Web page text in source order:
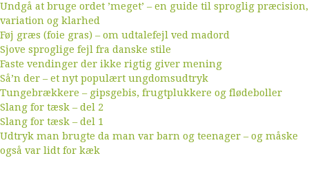
Undgå at bruge ordet ’meget’ – en guide til sproglig præcision,
variation og klarhed
Føj græs (foie gras) – om udtalefejl ved madord
Sjove sproglige fejl fra danske stile
Faste vendinger der ikke rigtig giver mening
Så’n der – et nyt populært ungdomsudtryk
Tungebrækkere – gipsgebis, frugtplukkere og flødeboller
Slang for tæsk – del 2
Slang for tæsk – del 1
Udtryk man brugte da man var barn og teenager – og måske
også var lidt for kæk